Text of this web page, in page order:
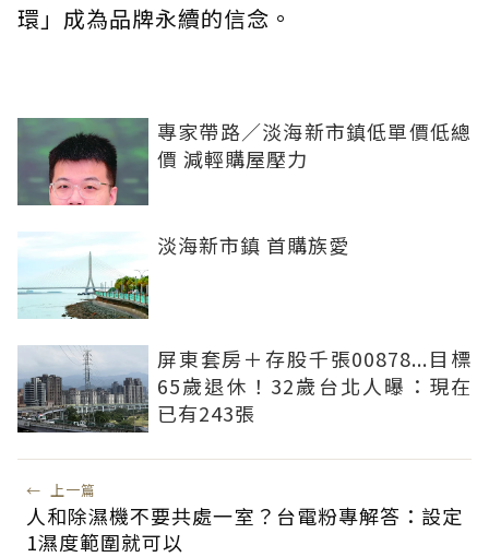
環」成為品牌永續的信念。
專家帶路／淡海新市鎮低單價低總
價 減輕購屋壓力
淡海新市鎮 首購族愛
屏東套房＋存股千張00878...目標
65歲退休！32歲台北人曝：現在
已有243張
← 上一篇
人和除濕機不要共處一室？台電粉專解答：設定
1濕度範圍就可以